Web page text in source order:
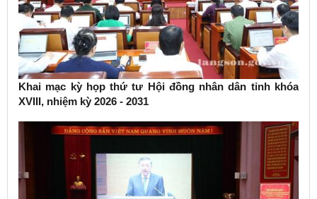
Khai mạc kỳ họp thứ tư Hội đồng nhân dân tỉnh khóa
XVIII, nhiệm kỳ 2026 - 2031